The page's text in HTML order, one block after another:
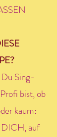
Sing-
bist, ob
kaum:
auf